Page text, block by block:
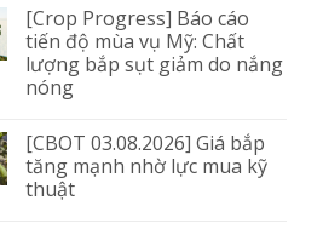
[Crop Progress] Báo cáo
tiến độ mùa vụ Mỹ: Chất
lượng bắp sụt giảm do nắng
nóng
[CBOT 03.08.2026] Giá bắp
tăng mạnh nhờ lực mua kỹ
thuật